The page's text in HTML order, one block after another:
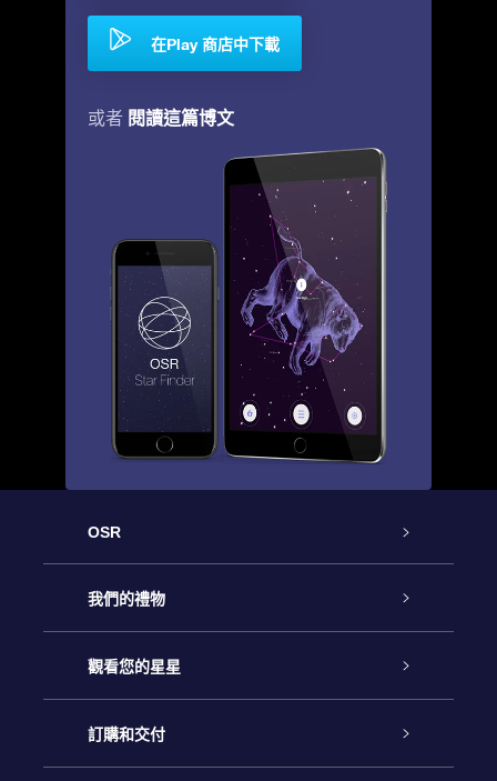
在Play 商店中下載
或者 閱讀這篇博文
OSR
客戶服務
聯繫我們
博客
我們的禮物
Online Star禮物
OSR禮物包
觀看您的星星
星星注册
訂購和交付